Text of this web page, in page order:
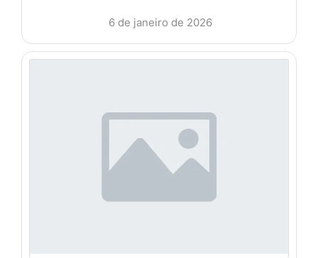
6 de janeiro de 2026